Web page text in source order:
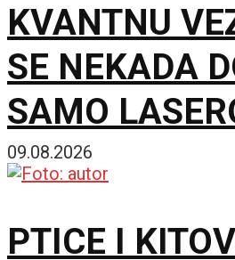
KVANTNU
SE NEKADA
SAMO
Eksperiment
pretpostavku
09.08.2026
PTICE I